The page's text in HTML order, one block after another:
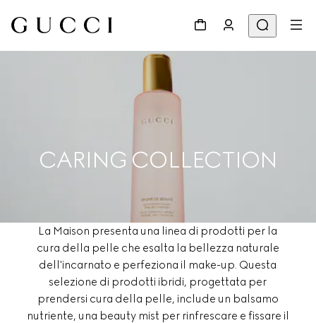
CARING COLLECTION
La Maison presenta una linea di prodotti per la
cura della pelle che esalta la bellezza naturale
dell'incarnato e perfeziona il make-up. Questa
selezione di prodotti ibridi, progettata per
prendersi cura della pelle, include un balsamo
nutriente, una beauty mist per rinfrescare e fissare il